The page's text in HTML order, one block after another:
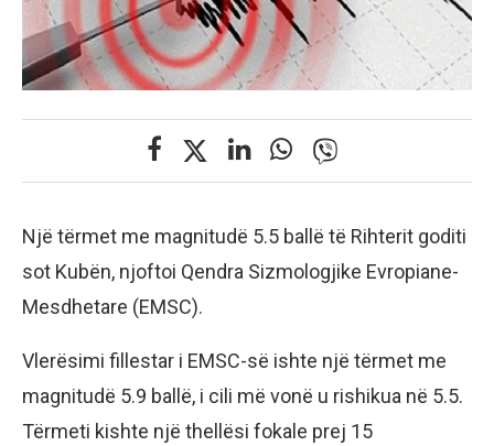
Një tërmet me magnitudë 5.5 ballë të Rihterit goditi
sot Kubën, njoftoi Qendra Sizmologjike Evropiane-
Mesdhetare (EMSC).
Vlerësimi fillestar i EMSC-së ishte një tërmet me
magnitudë 5.9 ballë, i cili më vonë u rishikua në 5.5.
Tërmeti kishte një thellësi fokale prej 15